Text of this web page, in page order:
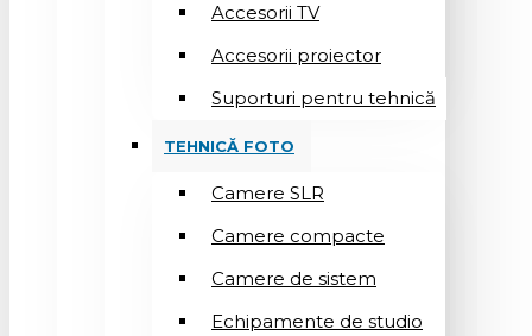
Accesorii TV
Accesorii proiector
Suporturi pentru tehnică
TEHNICĂ FOTO
Camere SLR
Camere compacte
Camere de sistem
Echipamente de studio